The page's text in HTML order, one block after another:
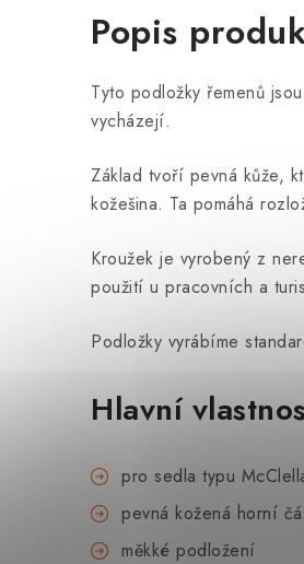
Popis
Tyto podložky řemenů
vycházejí.
Základ tvoří pevná kůže,
kožešina. Ta pomáhá
Kroužek je vyrobený z
použití u pracovních a
Podložky vyrábíme
Hlavní
pro sedla typu
pevná kožená horní
měkké podložení